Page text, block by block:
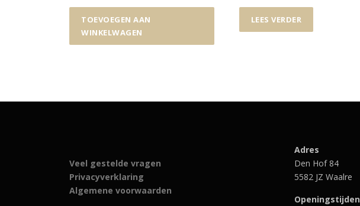
TOEVOEGEN AAN
WINKELWAGEN
LEES VERDER
Veel gestelde vragen
Privacyverklaring
Algemene voorwaarden
Adres
Den Hof 84
5582 JZ Waalre
Openingstijden